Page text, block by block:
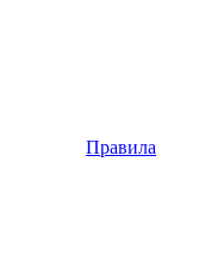
Правила